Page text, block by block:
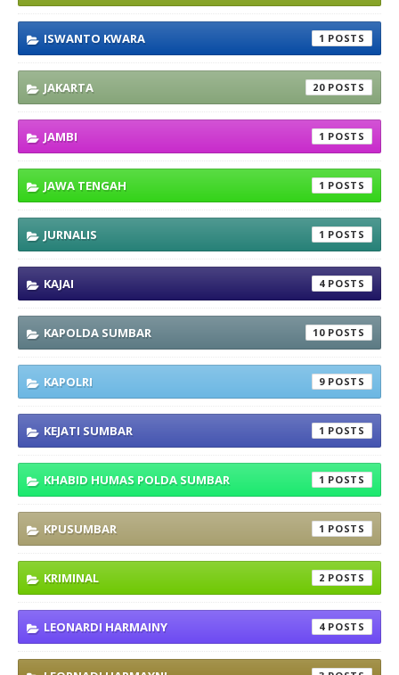
ISWANTO KWARA 1
JAKARTA 20
JAMBI 1
JAWA TENGAH 1
JURNALIS 1
KAJAI 4
KAPOLDA SUMBAR 10
KAPOLRI 9
KEJATI SUMBAR 1
KHABID HUMAS POLDA SUMBAR 1
KPUSUMBAR 1
KRIMINAL 2
LEONARDI HARMAINY 4